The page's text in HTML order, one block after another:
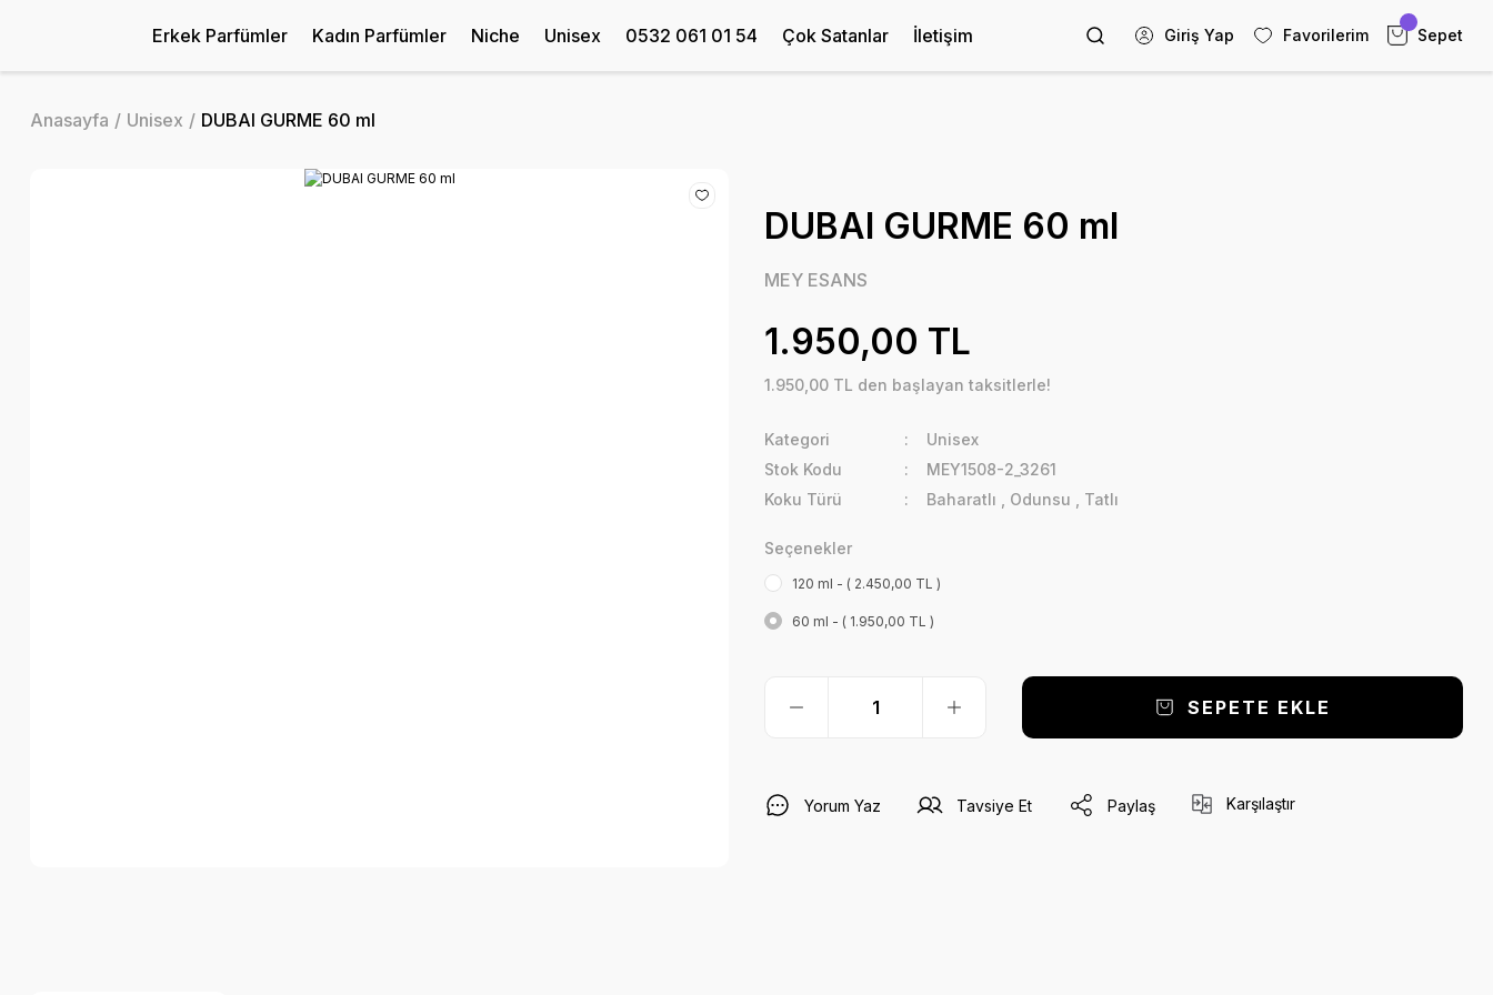
Erkek Parfümler Kadın Parfümler Niche Unisex 0532 061 01 54 Çok Satanlar İletişim Giriş Yap Favorilerim Sepet
Anasayfa Unisex DUBAI GURME 60 ml
DUBAI GURME 60 ml
MEY ESANS
1.950,00 TL
1.950,00 TL den başlayan taksitlerle!
Kategori
Unisex
Stok Kodu
MEY1508-2_3261
Koku Türü
Baharatlı Odunsu Tatlı
Seçenekler
120 ml - ( 2.450,00 TL )
60 ml - ( 1.950,00 TL )
SEPETE EKLE
Yorum Yaz Tavsiye Et Paylaş Karşılaştır